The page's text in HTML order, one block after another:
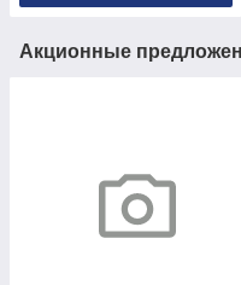
Акционные